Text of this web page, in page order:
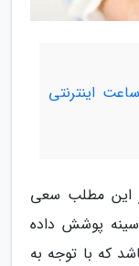
اینترنتی
این مطلب سعی
پوشش داده
که با توجه به